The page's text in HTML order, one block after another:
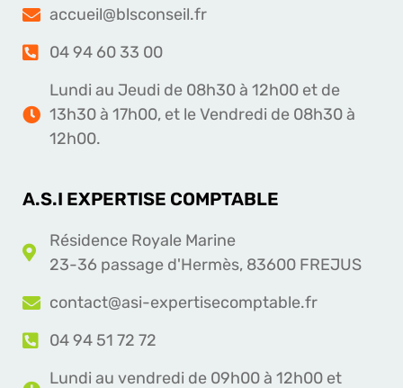
accueil@blsconseil.fr
04 94 60 33 00
Lundi au Jeudi de 08h30 à 12h00 et de
13h30 à 17h00, et le Vendredi de 08h30 à
12h00.
A.S.I EXPERTISE COMPTABLE
Résidence Royale Marine
23-36 passage d'Hermès, 83600 FREJUS
contact@asi-expertisecomptable.fr
04 94 51 72 72
Lundi au vendredi de 09h00 à 12h00 et